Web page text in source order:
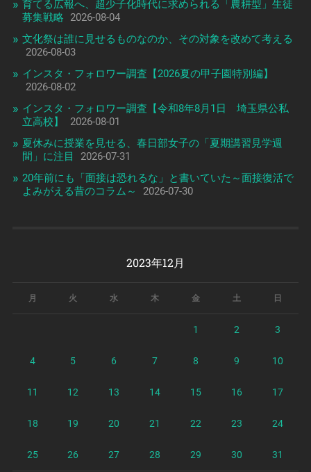
育てる広報へ、超少子化時代に求められる「農耕型」生徒
募集戦略
2026-08-04
文化祭は誰に見せるものなのか、その対象を改めて考える
2026-08-03
インスタ・フォロワー調査【2026夏の甲子園特別編】
2026-08-02
インスタ・フォロワー調査【令和8年8月1日 埼玉県公私
立高校】
2026-08-01
夏休みに授業を見せる、春日部女子の「夏期講習見学週
間」に注目
2026-07-31
20年前にも「面接は恐れるな」と書いていた～面接復活で
よみがえる昔のコラム～
2026-07-30
2023年12月
月 火 水 木 金 土 日
1 2 3
4 5 6 7 8 9 10
11 12 13 14 15 16 17
18 19 20 21 22 23 24
25 26 27 28 29 30 31